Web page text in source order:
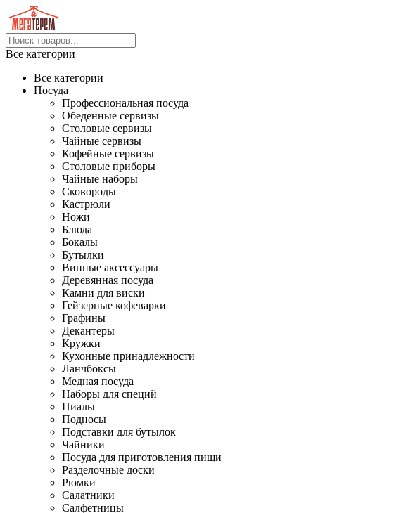
Все категории
Все категории
Посуда
Профессиональная посуда
Обеденные сервизы
Столовые сервизы
Чайные сервизы
Кофейные сервизы
Столовые приборы
Чайные наборы
Сковороды
Кастрюли
Ножи
Блюда
Бокалы
Бутылки
Винные аксессуары
Деревянная посуда
Камни для виски
Гейзерные кофеварки
Графины
Декантеры
Кружки
Кухонные принадлежности
Ланчбоксы
Медная посуда
Наборы для специй
Пиалы
Подносы
Подставки для бутылок
Чайники
Посуда для приготовления пищи
Разделочные доски
Рюмки
Салатники
Салфетницы